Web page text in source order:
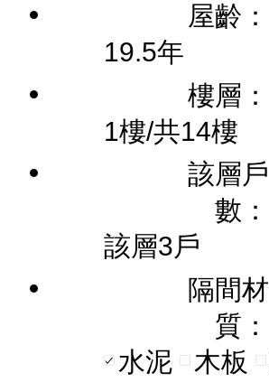
屋齡：
19.5年
樓層：
1樓/共14樓
該層戶
數：
該層3戶
隔間材
質：
水泥
木板